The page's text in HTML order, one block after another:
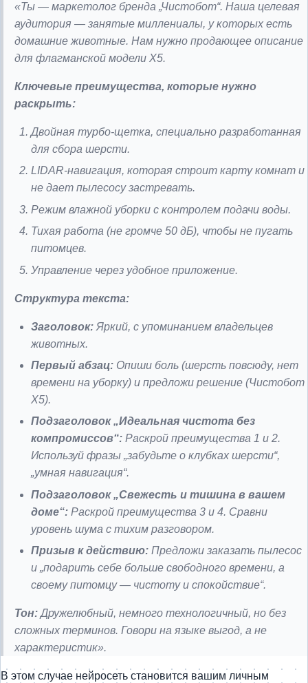
«Ты — маркетолог бренда „Чистобот“. Наша целевая
аудитория — занятые миллениалы, у которых есть
домашние животные. Нам нужно продающее описание
для флагманской модели X5.
Ключевые преимущества, которые нужно
раскрыть:
Двойная турбо-щетка, специально разработанная
для сбора шерсти.
LIDAR-навигация, которая строит карту комнат и
не дает пылесосу застревать.
Режим влажной уборки с контролем подачи воды.
Тихая работа (не громче 50 дБ), чтобы не пугать
питомцев.
Управление через удобное приложение.
Структура текста:
Заголовок: Яркий, с упоминанием владельцев
животных.
Первый абзац: Опиши боль (шерсть повсюду, нет
времени на уборку) и предложи решение (Чистобот
X5).
Подзаголовок „Идеальная чистота без
компромиссов“: Раскрой преимущества 1 и 2.
Используй фразы „забудьте о клубках шерсти“,
„умная навигация“.
Подзаголовок „Свежесть и тишина в вашем
доме“: Раскрой преимущества 3 и 4. Сравни
уровень шума с тихим разговором.
Призыв к действию: Предложи заказать пылесос
и „подарить себе больше свободного времени, а
своему питомцу — чистоту и спокойствие“.
Тон: Дружелюбный, немного технологичный, но без
сложных терминов. Говори на языке выгод, а не
характеристик».
В этом случае нейросеть становится вашим личным